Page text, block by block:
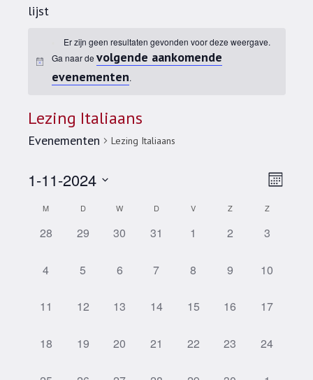
lijst
Er zijn geen resultaten gevonden voor deze weergave.
Ga naar de volgende aankomende
evenementen.
Lezing Italiaans
Evenementen Lezing Italiaans
Maand
1-11-2024
een
datum.
Kalender
van
Evenementen
M D W D V Z Z
0 evenementen,
28 0 evenementen,
29 0 evenementen,
30 0 evenementen,
31 0 evenementen,
1 0 evenementen,
2 0
3
0 evenementen,
4 0 evenementen,
5 0 evenementen,
6 0 evenementen,
7 0 evenementen,
8 0 evenementen,
9 0
10
0 evenementen,
11 0 evenementen,
12 0 evenementen,
13 0 evenementen,
14 0 evenementen,
15 0 evenementen,
16 0
17
0 evenementen,
18 0 evenementen,
19 0 evenementen,
20 0 evenementen,
21 0 evenementen,
22 0 evenementen,
23 0
24